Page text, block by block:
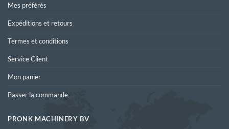
Mes préférés
Expéditions et retours
Termes et conditions
Service Client
Mon panier
Passer la commande
PRONK MACHINERY BV